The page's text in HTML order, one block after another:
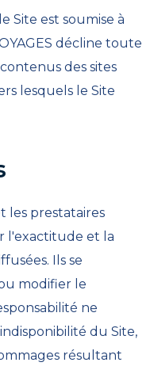
Site est soumise à
décline toute
des sites
lesquels le Site
les prestataires
l'exactitude et la
Ils se
modifier le
ne
du Site,
résultant